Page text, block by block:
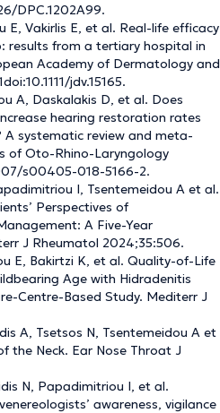
DPC.1202A99.
E, Vakirlis E, et al. Real-life efficacy
results from a tertiary hospital in
Academy of Dermatology and
jdv.15165.
A, Daskalakis D, et al. Does
hearing restoration rates
systematic review and meta-
of Oto-Rhino-Laryngology
s00405-018-5166-2.
I, Tsentemeidou A et al.
Perspectives of
A Five-Year
J Rheumatol 2024;35:506.
E, Bakirtzi K, et al. Quality-of-Life
Age with Hidradenitis
Centre-Based Study. Mediterr J
A, Tsetsos N, Tsentemeidou A et
the Neck. Ear Nose Throat J
N, Papadimitriou I, et al.
awareness, vigilance